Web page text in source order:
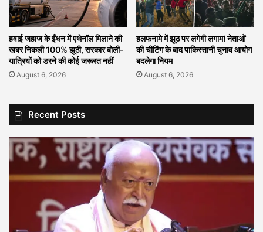
हवाई जहाज के ईंधन में एथेनॉल मिलाने की
खबर निकली 100% झूठी, सरकार बोली-
यात्रियों को डरने की कोई जरूरत नहीं
August 6, 2026
हलफनामे में झूठ पर लगेगी लगाम! नेताओं
की चीटिंग के बाद पाकिस्तानी चुनाव आयोग
बदलेगा नियम
August 6, 2026
Recent Posts